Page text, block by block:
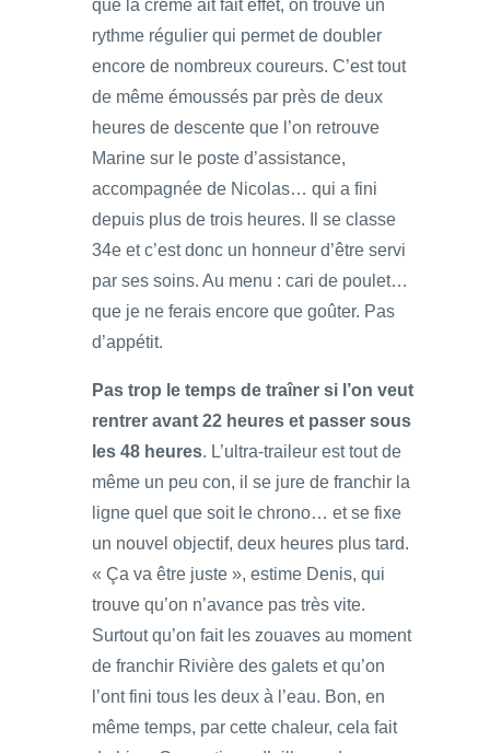
que la crème ait fait effet, on trouve un
rythme régulier qui permet de doubler
encore de nombreux coureurs. C’est tout
de même émoussés par près de deux
heures de descente que l’on retrouve
Marine sur le poste d’assistance,
accompagnée de Nicolas… qui a fini
depuis plus de trois heures. Il se classe
34e et c’est donc un honneur d’être servi
par ses soins. Au menu : cari de poulet…
que je ne ferais encore que goûter. Pas
d’appétit.
Pas trop le temps de traîner si l’on veut
rentrer avant 22 heures et passer sous
les 48 heures. L’ultra-traileur est tout de
même un peu con, il se jure de franchir la
ligne quel que soit le chrono… et se fixe
un nouvel objectif, deux heures plus tard.
« Ça va être juste », estime Denis, qui
trouve qu’on n’avance pas très vite.
Surtout qu’on fait les zouaves au moment
de franchir Rivière des galets et qu’on
l’ont fini tous les deux à l’eau. Bon, en
même temps, par cette chaleur, cela fait